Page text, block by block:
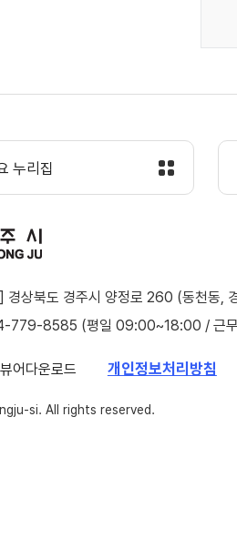
누리집
상북도 경주시 양정로 260 (동천동,
779-8585 (평일 09:00~18:00 / 근무
뷰어다운로드 개인정보처리방침
si. All rights reserved.